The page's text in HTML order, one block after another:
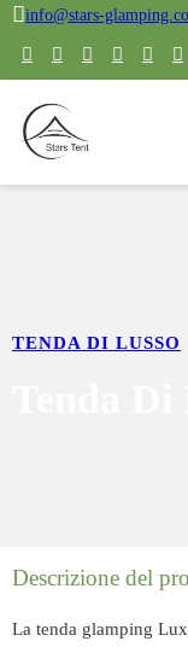
info@stars-
TENDA DI LUSSO
Descrizione del
La tenda glamping